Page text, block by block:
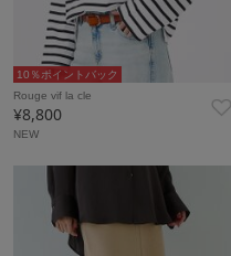
10％ポイントバック
Rouge vif la cle
¥8,800
NEW